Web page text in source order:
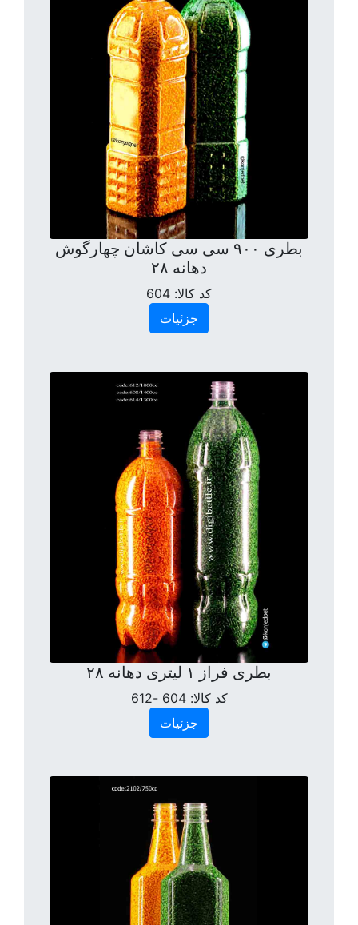
بطری ۹۰۰ سی سی کاشان چهارگوش
دهانه ۲۸
کد کالا: 604
جزئیات
بطری فراز ۱ لیتری دهانه ۲۸
کد کالا:604 -612
جزئیات